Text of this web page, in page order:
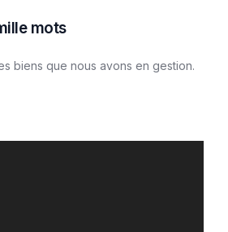
ille mots
biens que nous avons en gestion.